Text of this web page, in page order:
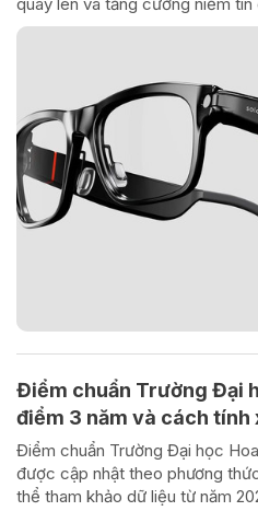
quay lén và tăng cường niềm
Điểm chuẩn Trường Đại
điểm 3 năm và cách tính
Điểm chuẩn Trường Đại học
được cập nhật theo phương
thể tham khảo dữ liệu từ năm